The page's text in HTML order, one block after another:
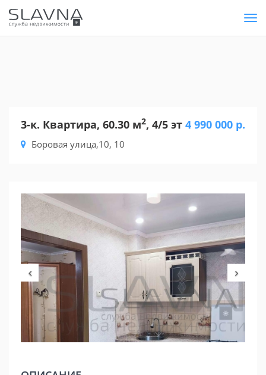
3-к. Квартира, 60.30 м2, 4/5 эт
Боровая улица,10, 10
4 990 000 р.
Previous